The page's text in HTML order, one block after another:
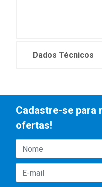
Dados Técnicos
Cadastre-se para
ofertas!